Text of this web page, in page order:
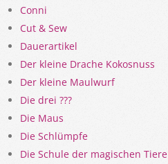
Conni
Cut & Sew
Dauerartikel
Der kleine Drache Kokosnuss
Der kleine Maulwurf
Die drei ???
Die Maus
Die Schlümpfe
Die Schule der magischen Tiere